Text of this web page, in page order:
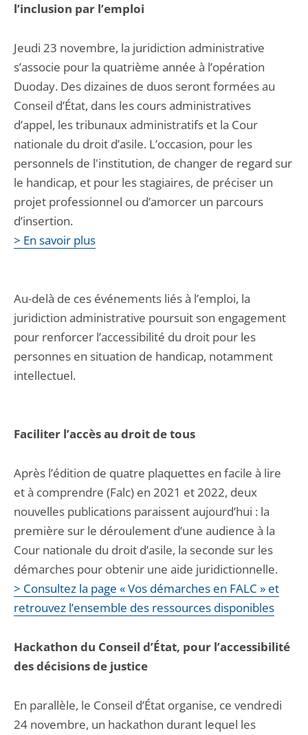
l’inclusion par l’emploi
Jeudi 23 novembre, la juridiction administrative
s’associe pour la quatrième année à l’opération
Duoday. Des dizaines de duos seront formées au
Conseil d’État, dans les cours administratives
d’appel, les tribunaux administratifs et la Cour
nationale du droit d’asile. L’occasion, pour les
personnels de l'institution, de changer de regard sur
le handicap, et pour les stagiaires, de préciser un
projet professionnel ou d’amorcer un parcours
d’insertion.
> En savoir plus
Au-delà de ces événements liés à l’emploi, la
juridiction administrative poursuit son engagement
pour renforcer l’accessibilité du droit pour les
personnes en situation de handicap, notamment
intellectuel.
Faciliter l’accès au droit de tous
Après l’édition de quatre plaquettes en facile à lire
et à comprendre (Falc) en 2021 et 2022, deux
nouvelles publications paraissent aujourd’hui : la
première sur le déroulement d’une audience à la
Cour nationale du droit d’asile, la seconde sur les
démarches pour obtenir une aide juridictionnelle.
> Consultez la page « Vos démarches en FALC » et
retrouvez l’ensemble des ressources disponibles
Hackathon du Conseil d’État, pour l’accessibilité
des décisions de justice
En parallèle, le Conseil d’État organise, ce vendredi
24 novembre, un hackathon durant lequel les